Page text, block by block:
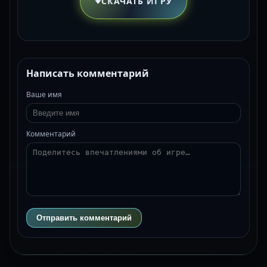
Написать комментарий
Ваше имя
Комментарий
Отправить комментарий